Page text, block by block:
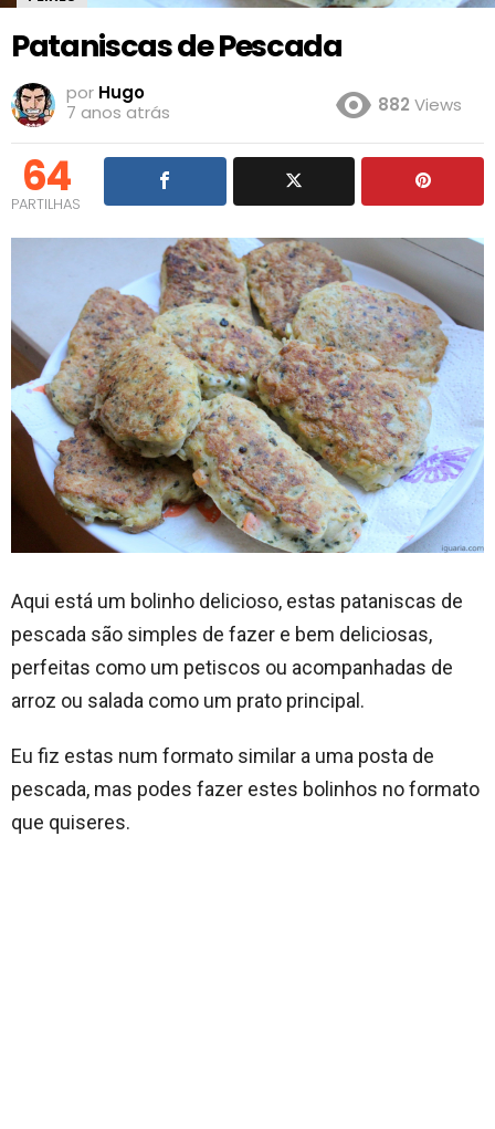
Pataniscas de Pescada
por Hugo
7 anos atrás
882 Views
64
PARTILHAS
Aqui está um bolinho delicioso, estas pataniscas de
pescada são simples de fazer e bem deliciosas,
perfeitas como um petiscos ou acompanhadas de
arroz ou salada como um prato principal.
Eu fiz estas num formato similar a uma posta de
pescada, mas podes fazer estes bolinhos no formato
que quiseres.